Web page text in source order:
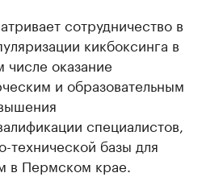
сотрудничество в
кикбоксинга в
оказание
и образовательным
специалистов,
технической базы для
в Пермском крае.